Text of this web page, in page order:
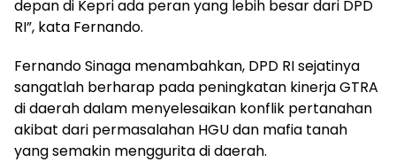
depan di Kepri ada peran yang lebih besar dari DPD
RI”, kata Fernando.
Fernando Sinaga menambahkan, DPD RI sejatinya
sangatlah berharap pada peningkatan kinerja GTRA
di daerah dalam menyelesaikan konflik pertanahan
akibat dari permasalahan HGU dan mafia tanah
yang semakin menggurita di daerah.